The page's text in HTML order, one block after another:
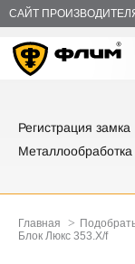
САЙТ
Регистрация замка
Металлообработка
Главная >
Блок Люкс 353.X/f